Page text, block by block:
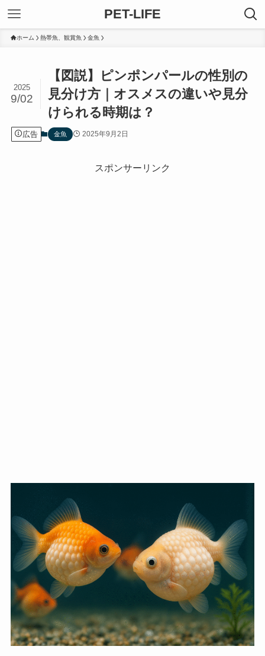
PET-LIFE
ホーム 熱帯魚、観賞魚 金魚
【図説】ピンポンパールの性別の
見分け方｜オスメスの違いや見分
けられる時期は？
2025
9/02
広告 金魚 2025年9月2日
スポンサーリンク